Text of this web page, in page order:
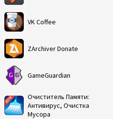
VK Coffee
ZArchiver Donate
GameGuardian
Очиститель Памяти:
Антивирус, Очистка
Мусора